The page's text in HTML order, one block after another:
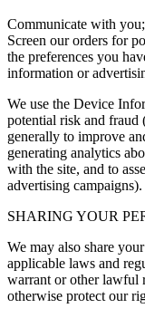
Communicate with you;
Screen our orders for
the preferences you
information or
We use the Device
potential risk and fraud
generally to improve
generating analytics
with the site, and to
advertising campaigns).
SHARING YOUR
We may also share
applicable laws and
warrant or other lawful
otherwise protect our